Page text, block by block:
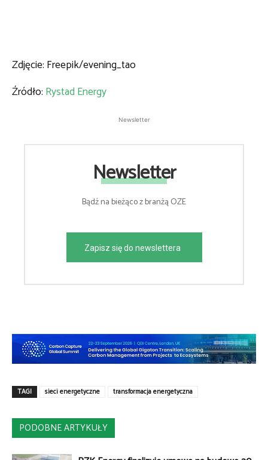
Zdjęcie: Freepik/evening_tao
Źródło: Rystad Energy
Newsletter
Newsletter
Bądź na bieżąco z branżą OZE
Zapisz się do newslettera
TAGI sieci energetyczne transformacja energetyczna
PODOBNE ARTYKUŁY